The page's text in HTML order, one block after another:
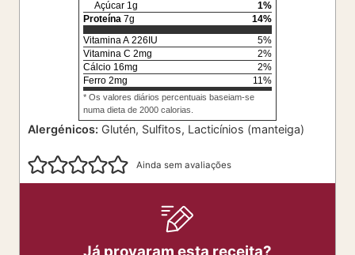
Açúcar 1 g 1%
Proteína 7g 14%
Vitamina A 226IU 5%
Vitamina C 2mg 2%
Cálcio 16mg 2%
Ferro 2mg 11 %
* Os valores diários percentuais baseiam-se
numa dieta de 2000 calorias.
Alergénicos: Glutén, Sulfitos, Lacticínios (manteiga)
Ainda sem avaliações
Já provaram esta receita?